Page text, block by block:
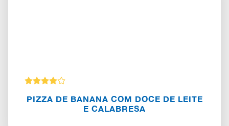
PIZZA DE BANANA COM DOCE DE LEITE
E CALABRESA